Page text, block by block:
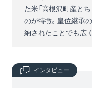
た米「高根沢町産と
のが特徴。皇位継承
納されたことでも広
インタビュー